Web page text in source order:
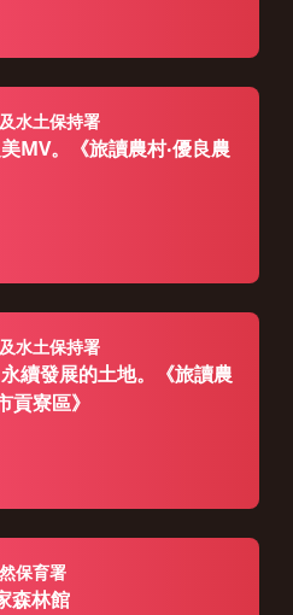
水土保持署
MV。《旅讀農村‧優良農
水土保持署
續發展的土地。《旅讀農
貢寮區》
保育署
森林館